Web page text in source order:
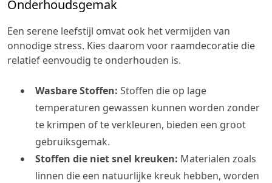
Onderhoudsgemak
Een serene leefstijl omvat ook het vermijden van
onnodige stress. Kies daarom voor raamdecoratie die
relatief eenvoudig te onderhouden is.
Wasbare Stoffen: Stoffen die op lage
temperaturen gewassen kunnen worden zonder
te krimpen of te verkleuren, bieden een groot
gebruiksgemak.
Stoffen die niet snel kreuken: Materialen zoals
linnen die een natuurlijke kreuk hebben, worden